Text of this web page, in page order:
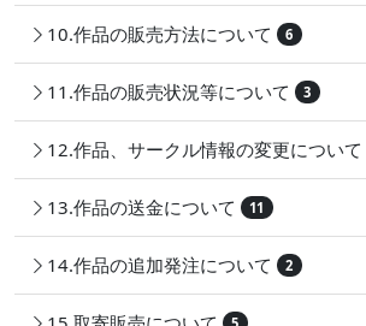
10.作品の販売方法について 6
11.作品の販売状況等について 3
12.作品、サークル情報の変更について
13.作品の送金について 11
14.作品の追加発注について 2